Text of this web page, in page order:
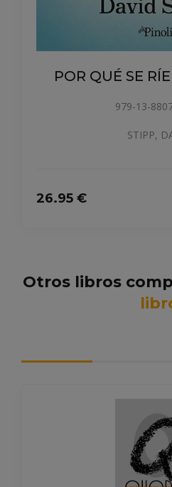
POR QUÉ SE
979-13-
STIPP,
26.95 €
Otros libros